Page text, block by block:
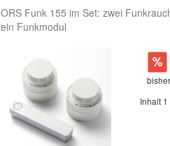
ORS Funk 155 im Set: zwei
ein Funkmodul
Inhalt 1